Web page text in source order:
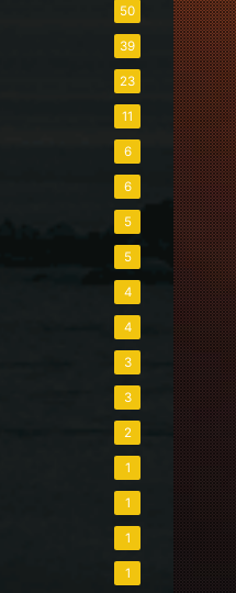
50
39
23
11
6
6
5
5
4
4
3
3
2
1
1
1
1